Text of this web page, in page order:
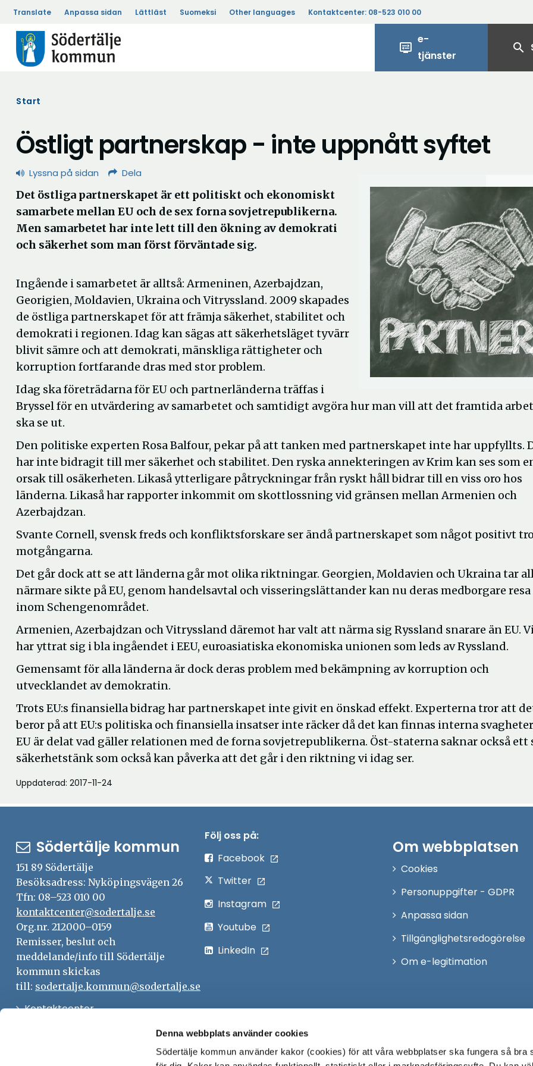
Denna webbplats använder cookies
Södertälje kommun använder kakor (cookies) för att våra webbplatser ska fungera så bra
Translate Anpassa sidan Lättläst Suomeksi Other languages Kontaktcenter: 08-523 010 00
display_settings
e-
tjänster
search
Start
Östligt partnerskap - inte uppnått syftet
Lyssna på sidan Dela
Det östliga partnerskapet är ett politiskt och ekonomiskt
samarbete mellan EU och de sex forna sovjetrepublikerna.
Men samarbetet har inte lett till den ökning av demokrati
och säkerhet som man först förväntade sig.
Ingående i samarbetet är alltså: Armeninen, Azerbajdzan,
Georigien, Moldavien, Ukraina och Vitryssland. 2009 skapades
de östliga partnerskapet för att främja säkerhet, stabilitet och
demokrati i regionen. Idag kan sägas att säkerhetsläget tyvärr
blivit sämre och att demokrati, mänskliga rättigheter och
korruption fortfarande dras med stor problem.
Idag ska företrädarna för EU och partnerländerna träffas i
Bryssel för en utvärdering av samarbetet och samtidigt avgöra hur man vill att det framtida
ska se ut.
Den politiske experten Rosa Balfour, pekar på att tanken med partnerskapet inte har uppfyllts.
har inte bidragit till mer säkerhet och stabilitet. Den ryska annekteringen av Krim kan ses som
orsak till osäkerheten. Likaså ytterligare påtryckningar från ryskt håll bidrar till en viss oro hos
länderna. Likaså har rapporter inkommit om skottlossning vid gränsen mellan Armenien och
Azerbajdzan.
Svante Cornell, svensk freds och konfliktsforskare ser ändå partnerskapet som något positivt
motgångarna.
Det går dock att se att länderna går mot olika riktningar. Georgien, Moldavien och Ukraina tar
närmare sikte på EU, genom handelsavtal och visseringslättander kan nu deras medborgare
inom Schengenområdet.
Armenien, Azerbajdzan och Vitryssland däremot har valt att närma sig Ryssland snarare än EU.
har yttrat sig i bla ingåendet i EEU, euroasiatiska ekonomiska unionen som leds av Ryssland.
Gemensamt för alla länderna är dock deras problem med bekämpning av korruption och
utvecklandet av demokratin.
Trots EU:s finansiella bidrag har partnerskapet inte givit en önskad effekt. Experterna tror att
beror på att EU:s politiska och finansiella insatser inte räcker då det kan finnas interna
EU är delat vad gäller relationen med de forna sovjetrepublikerna. Öst-staterna saknar också ett
säkerhetstänk som också kan påverka att det går i den riktning vi idag ser.
Uppdaterad: 2017-11-24
Södertälje kommun
151 89 Södertälje
Besöksadress: Nyköpingsvägen 26
Tfn: 08–523 010 00
kontaktcenter@sodertalje.se
Org.nr. 212000–0159
Remisser, beslut och
meddelande/info till Södertälje
kommun skickas
till: sodertalje.kommun@sodertalje.se
KontaktcenterÖppna
Följ oss på:
Facebook
Twitter
Instagram
Youtube
LinkedIn
Om webbplatsen
Cookies
Personuppgifter - GDPR
Anpassa sidan
Tillgänglighetsredogörelse
Om e-legitimation